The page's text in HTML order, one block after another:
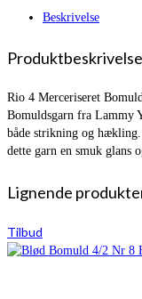
Beskrivelse
Produktbeskrivelse
Rio 4 Merceriseret
Bomuldsgarn fra Lammy
både strikning og
dette garn en smuk glans
Lignende
Tilbud